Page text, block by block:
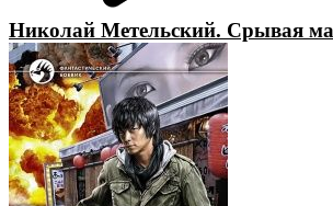
Николай Метельский. Срывая